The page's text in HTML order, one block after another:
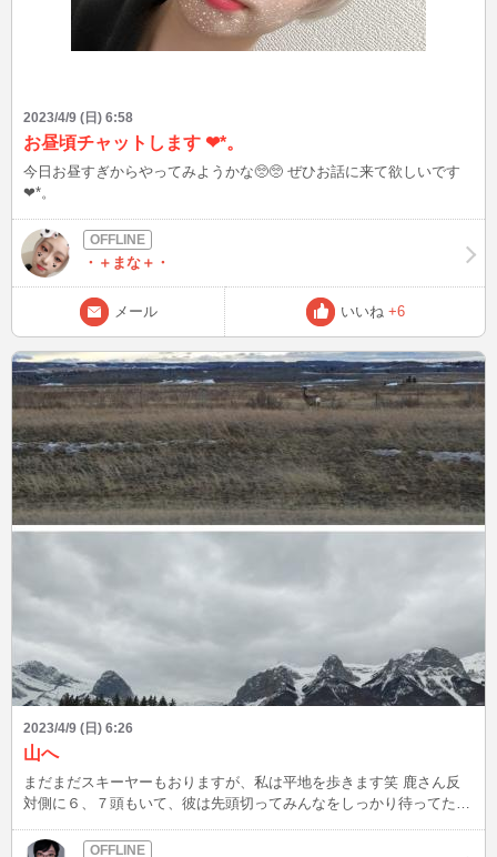
2023/4/9 (日) 6:58
お昼頃チャットします ❤︎*。
今日お昼すぎからやってみようかな🥺🥺 ぜひお話に来て欲しいです
❤︎*。
・＋まな＋・
メール いいね +6
2023/4/9 (日) 6:26
山へ
まだまだスキーヤーもおりますが、私は平地を歩きます笑 鹿さん反
対側に６、７頭もいて、彼は先頭切ってみんなをしっかり待ってた様
した。ほっこり。 帰り道は事故のため渋滞すごくて、遠周りになる